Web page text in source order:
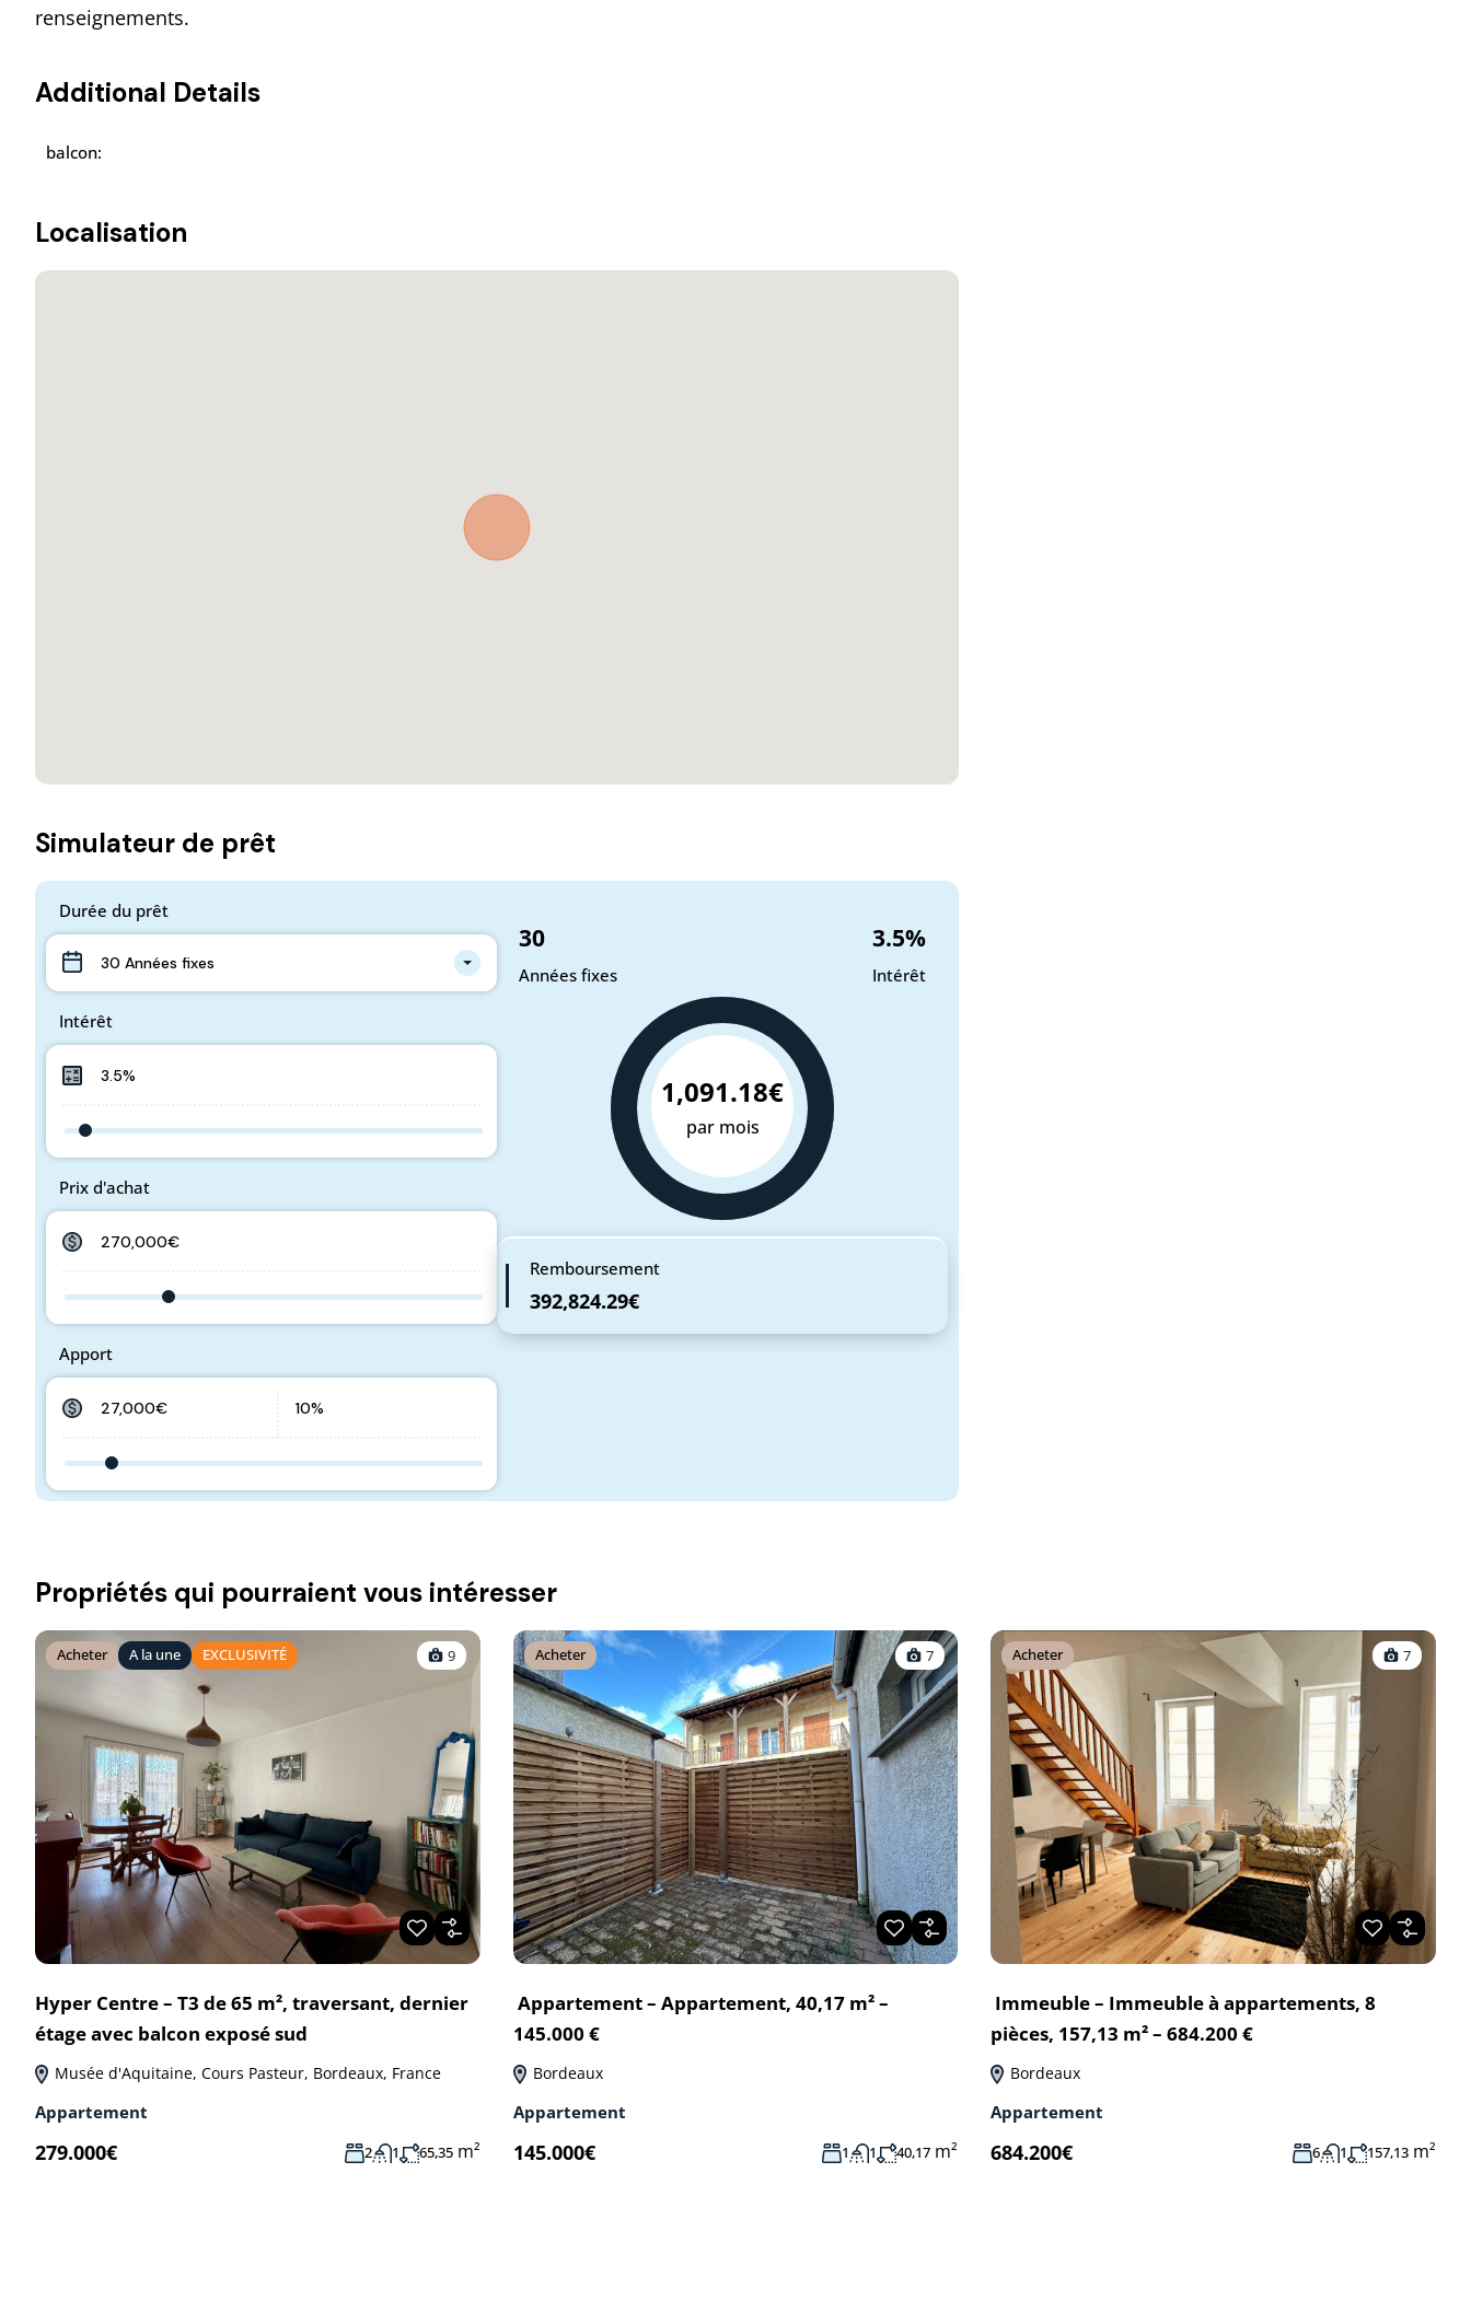
renseignements.
Additional Details
balcon:
Localisation
Simulateur de prêt
Durée du prêt
30 Années fixes
Intérêt
Prix d'achat
Apport
30
Années fixes
3.5%
Intérêt
1,091.18€
par mois
Remboursement
392,824.29€
Propriétés qui pourraient vous intéresser
Acheter A la une EXCLUSIVITÉ 9
Hyper Centre – T3 de 65 m², traversant, dernier
étage avec balcon exposé sud
Musée d'Aquitaine, Cours Pasteur, Bordeaux, France
Appartement
279.000€ 2 1 65,35 m²
Acheter 7
Appartement – Appartement, 40,17 m² –
145.000 €
Bordeaux
Appartement
145.000€ 1 1 40,17 m²
Acheter 7
Immeuble – Immeuble à appartements, 8
pièces, 157,13 m² – 684.200 €
Bordeaux
Appartement
684.200€ 6 1 157,13 m²